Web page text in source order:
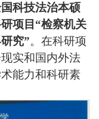
科技法治本硕
项目“检察机关
究”。在科研项
实和国内外法
能力和科研素